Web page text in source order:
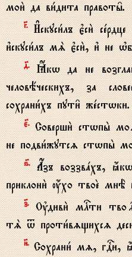
мои2 да ви1дита правоты6.
G.И#скуси1лъ є3си2
и3скуси1лъ мS є3си2, и3
д7.Ћкw да не
человёческихъ, за
сохрани1хъ пути6 жeстwки.
є7.Соверши2 стwпы2
не подви1жутсz стwпы2
ѕ7.Ѓзъ воззвaхъ,
приклони2 ќхо твоE
з7.Ўдиви2 млcти
тS t проти1вzщихсz
}.Сохрани1 мz, гDи,